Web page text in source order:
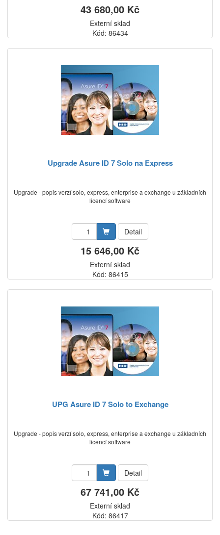
43 680,00 Kč
Externí sklad
Kód: 86434
Upgrade Asure ID 7 Solo na Express
Upgrade - popis verzí solo, express, enterprise a exchange u základních
licencí software
Detail
15 646,00 Kč
Externí sklad
Kód: 86415
UPG Asure ID 7 Solo to Exchange
Upgrade - popis verzí solo, express, enterprise a exchange u základních
licencí software
Detail
67 741,00 Kč
Externí sklad
Kód: 86417